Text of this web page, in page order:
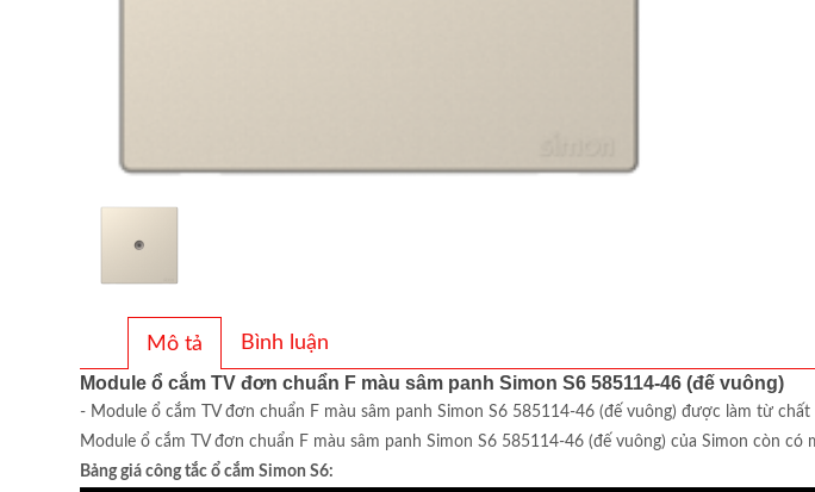
Mô tả Bình luận
Module ổ cắm TV đơn chuẩn F màu sâm panh Simon S6 585114-46 (đế vuông)
- Module ổ cắm TV đơn chuẩn F màu sâm panh Simon S6 585114-46 (đế vuông) được làm từ
Module ổ cắm TV đơn chuẩn F màu sâm panh Simon S6 585114-46 (đế vuông) của Simon còn
Bảng giá công tắc ổ cắm Simon S6: